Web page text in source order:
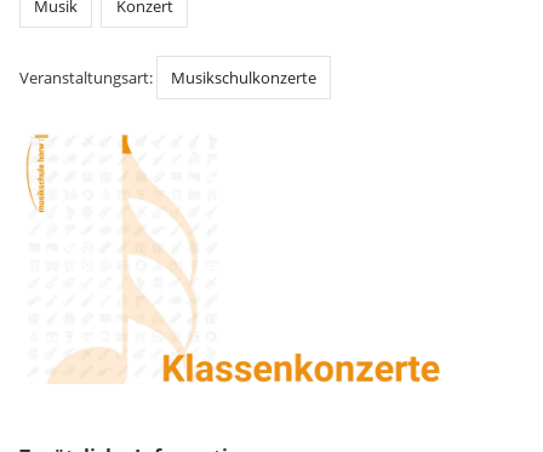
Musik Konzert
Veranstaltungsart: Musikschulkonzerte